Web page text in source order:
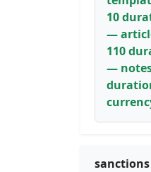
10
—
110
—